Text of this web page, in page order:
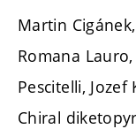
Martin
Romana
Pescitelli,
Chiral